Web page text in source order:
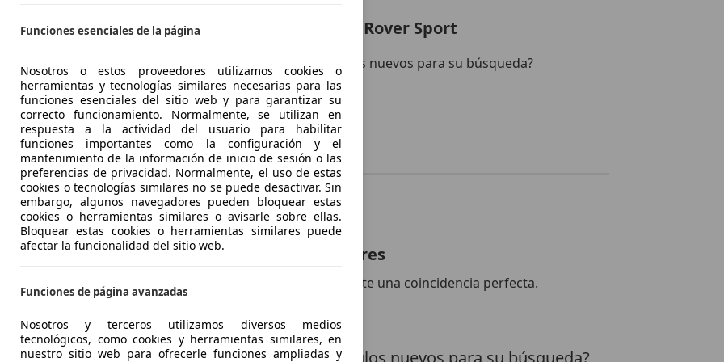
4Ofertaspara Land Rover Range Rover Sport
¿Desea ser informado automáticamente sobre vehículos nuevos para su búsqueda?
Guardar búsqueda
Explora vehículos similares
Diferente de tus criterios de búsqueda, pero posiblemente una coincidencia perfecta.
ser informado automáticamente sobre vehículos nuevos para su búsqueda?
Funciones esenciales de la página
Nosotros o estos proveedores utilizamos cookies o
herramientas y tecnologías similares necesarias para las
funciones esenciales del sitio web y para garantizar su
correcto funcionamiento. Normalmente, se utilizan en
respuesta a la actividad del usuario para habilitar
funciones importantes como la configuración y el
mantenimiento de la información de inicio de sesión o las
preferencias de privacidad. Normalmente, el uso de estas
cookies o tecnologías similares no se puede desactivar. Sin
embargo, algunos navegadores pueden bloquear estas
cookies o herramientas similares o avisarle sobre ellas.
Bloquear estas cookies o herramientas similares puede
afectar la funcionalidad del sitio web.
Funciones de página avanzadas
Nosotros y terceros utilizamos diversos medios
tecnológicos, como cookies y herramientas similares, en
nuestro sitio web para ofrecerle funciones ampliadas y